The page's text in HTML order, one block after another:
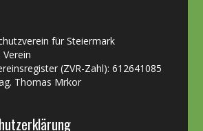
für Steiermark
(ZVR-Zahl): 612641085
Thomas Mrkor